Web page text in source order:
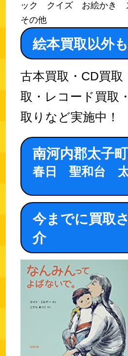
ック クイズ お絵かき
その他
絵本買取以外
古本買取・CD買
取・レコード買取
取りなど実施中！
南河内郡太子
春日 聖和台
今までに買取
介